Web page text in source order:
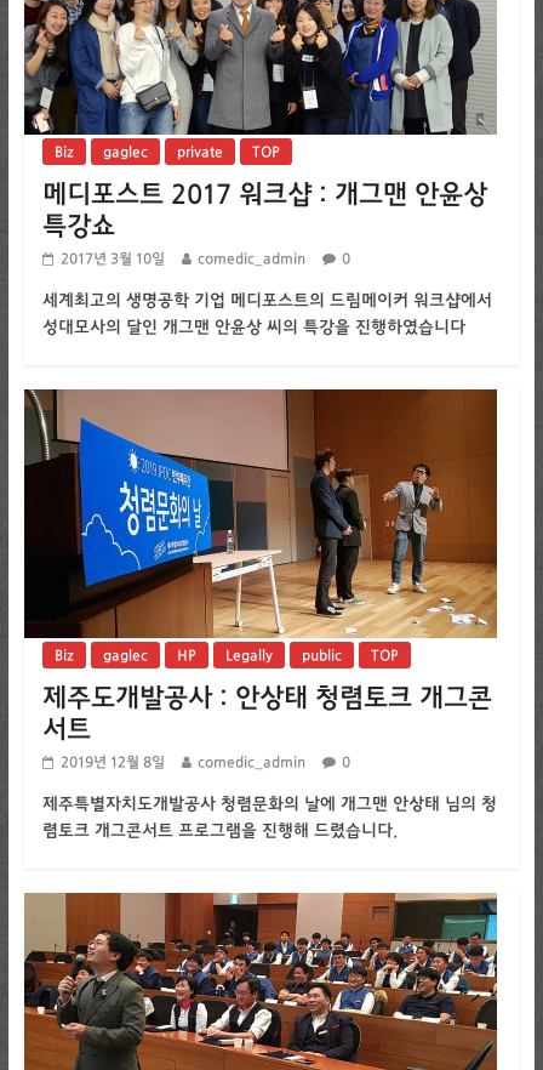
Biz gaglec private TOP
메디포스트 2017 워크샵 : 개그맨 안윤상
특강쇼
2017년 3월 10일 comedic_admin 0
세계최고의 생명공학 기업 메디포스트의 드림메이커 워크샵에서
성대모사의 달인 개그맨 안윤상 씨의 특강을 진행하였습니다
Biz gaglec HP Legally public TOP
제주도개발공사 : 안상태 청렴토크 개그콘
서트
2019년 12월 8일 comedic_admin 0
제주특별자치도개발공사 청렴문화의 날에 개그맨 안상태 님의 청
렴토크 개그콘서트 프로그램을 진행해 드렸습니다.